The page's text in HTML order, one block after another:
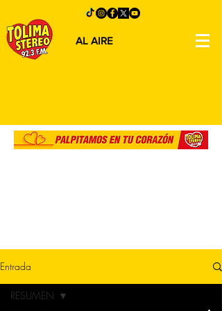
AL AIRE
Entrada
RESUMEN